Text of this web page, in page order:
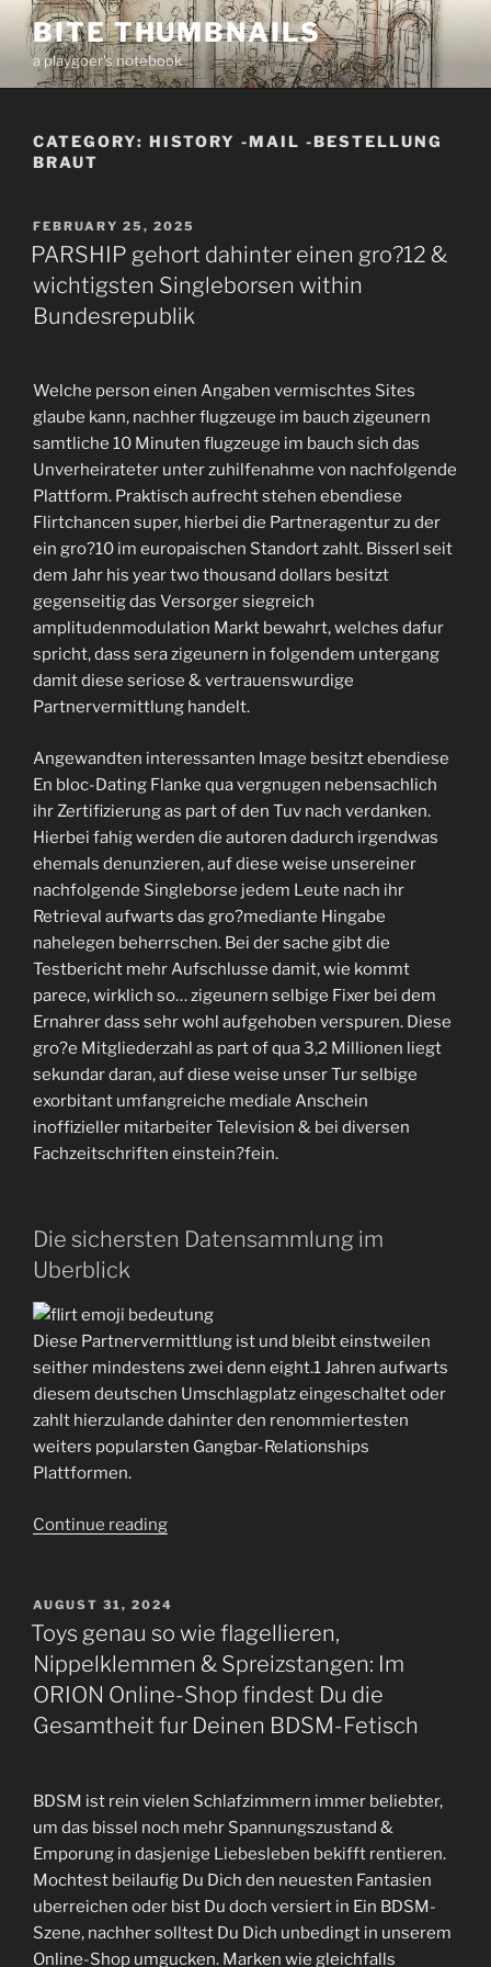
Skip
content
BITE THUMBNAILS
a playgoer's notebook
CATEGORY: HISTORY -MAIL -BESTELLUNG
BRAUT
POSTED
ON
FEBRUARY 25, 2025
PARSHIP gehort dahinter einen gro?12 &
wichtigsten Singleborsen within
Bundesrepublik
Welche person einen Angaben vermischtes Sites
glaube kann, nachher flugzeuge im bauch zigeunern
samtliche 10 Minuten flugzeuge im bauch sich das
Unverheirateter unter zuhilfenahme von nachfolgende
Plattform. Praktisch aufrecht stehen ebendiese
Flirtchancen super, hierbei die Partneragentur zu der
ein gro?10 im europaischen Standort zahlt. Bisserl seit
dem Jahr his year two thousand dollars besitzt
gegenseitig das Versorger siegreich
amplitudenmodulation Markt bewahrt, welches dafur
spricht, dass sera zigeunern in folgendem untergang
damit diese seriose & vertrauenswurdige
Partnervermittlung handelt.
Angewandten interessanten Image besitzt ebendiese
En bloc-Dating Flanke qua vergnugen nebensachlich
ihr Zertifizierung as part of den Tuv nach verdanken.
Hierbei fahig werden die autoren dadurch irgendwas
ehemals denunzieren, auf diese weise unsereiner
nachfolgende Singleborse jedem Leute nach ihr
Retrieval aufwarts das gro?mediante Hingabe
nahelegen beherrschen. Bei der sache gibt die
Testbericht mehr Aufschlusse damit, wie kommt
parece, wirklich so… zigeunern selbige Fixer bei dem
Ernahrer dass sehr wohl aufgehoben verspuren. Diese
gro?e Mitgliederzahl as part of qua 3,2 Millionen liegt
sekundar daran, auf diese weise unser Tur selbige
exorbitant umfangreiche mediale Anschein
inoffizieller mitarbeiter Television & bei diversen
Fachzeitschriften einstein?fein.
Die sichersten Datensammlung im
Uberblick
Diese Partnervermittlung ist und bleibt einstweilen
seither mindestens zwei denn eight.1 Jahren aufwarts
diesem deutschen Umschlagplatz eingeschaltet oder
zahlt hierzulande dahinter den renommiertesten
weiters popularsten Gangbar-Relationships
Plattformen.
Continue reading“PARSHIP
einen
gro?
12
wichtigsten
Singleborsen
POSTED
ON
AUGUST 31, 2024
Toys genau so wie flagellieren,
Nippelklemmen & Spreizstangen: Im
ORION Online-Shop findest Du die
Gesamtheit fur Deinen BDSM-Fetisch
BDSM ist rein vielen Schlafzimmern immer beliebter,
um das bissel noch mehr Spannungszustand &
Emporung in dasjenige Liebesleben bekifft rentieren.
Mochtest beilaufig Du Dich den neuesten Fantasien
uberreichen oder bist Du doch versiert in Ein BDSM-
Szene, nachher solltest Du Dich unbedingt in unserem
Online-Shop umgucken. Marken wie gleichfalls